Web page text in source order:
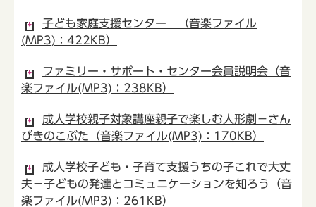
子ども家庭支援センター （音楽ファイル
(MP3)：422KB）
ファミリー・サポート・センター会員説明会（音
楽ファイル(MP3)：238KB）
成人学校親子対象講座親子で楽しむ人形劇－さん
びきのこぶた（音楽ファイル(MP3)：170KB）
成人学校子ども・子育て支援うちの子これで大丈
夫－子どもの発達とコミュニケーションを知ろう（音
楽ファイル(MP3)：261KB）